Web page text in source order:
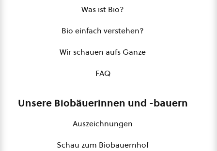
Was ist Bio?
Bio einfach verstehen?
Wir schauen aufs Ganze
FAQ
Unsere Biobäuerinnen und -bauern
Auszeichnungen
Schau zum Biobauernhof